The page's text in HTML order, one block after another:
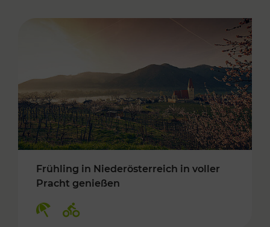
Frühling in Niederösterreich in voller
Pracht genießen